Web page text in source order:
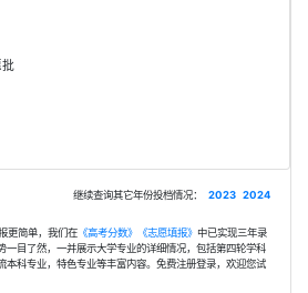
批
继续查询其它年份投档情况： 2023 2024
更简单，我们在《高考分数》 《志愿填报》 中已实现三年录
一目了然，一并展示大学专业的详细情况，包括第四轮学科
本科专业，特色专业等丰富内容。免费注册登录，欢迎您试